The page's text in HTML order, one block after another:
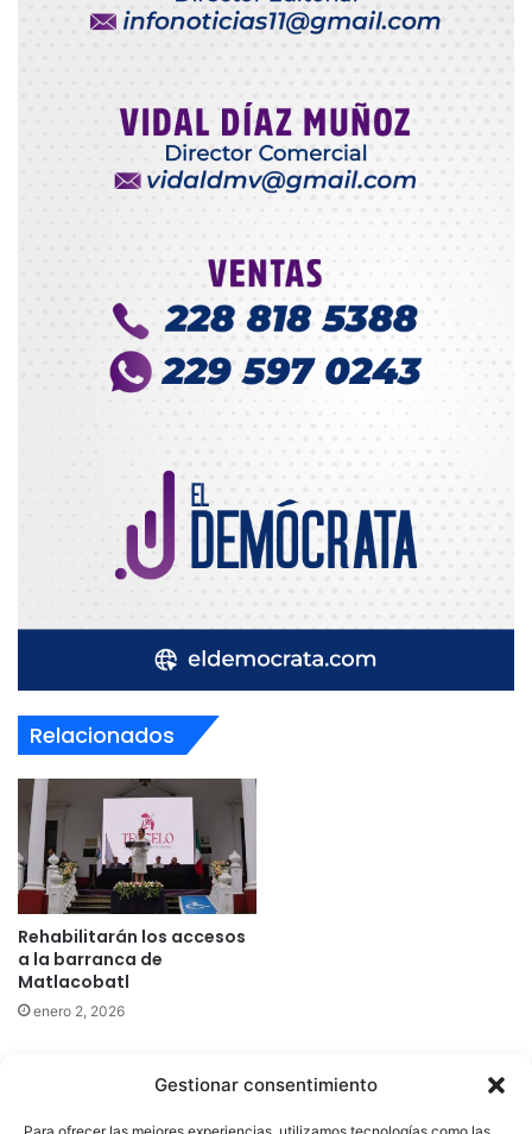
Gestionar consentimiento
Relacionados
Rehabilitarán los accesos
a la barranca de
Matlacobatl
enero 2, 2026